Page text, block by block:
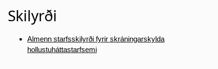
Skilyrði
Almenn starfsskilyrði fyrir skráningarskylda
hollustuháttastarfsemi